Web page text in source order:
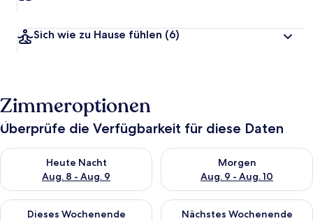
Sich wie zu Hause fühlen (6)
Zimmeroptionen
Überprüfe die Verfügbarkeit für diese Daten
Heute Nacht
Aug. 8 - Aug. 9
Überprüfe die Verfügbarkeit für heute Nacht, Aug. 8 - Aug. 9.
Morgen
Aug. 9 - Aug. 10
Überprüfe die Verfügbarkeit
Dieses Wochenende
Überprüfe die Verfügbarkeit für dieses Wochenende, Aug. 14
Nächstes Wochenende
Überprüfe die Verfügbarkeit